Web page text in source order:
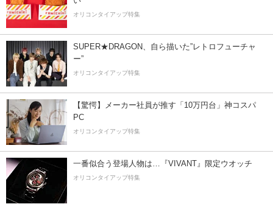
オリコンタイアップ特集
SUPER★DRAGON、自ら描いた”レトロフューチャ
ー”
オリコンタイアップ特集
【驚愕】メーカー社員が推す「10万円台」神コスパ
PC
オリコンタイアップ特集
一番似合う登場人物は…『VIVANT』限定ウオッチ
オリコンタイアップ特集